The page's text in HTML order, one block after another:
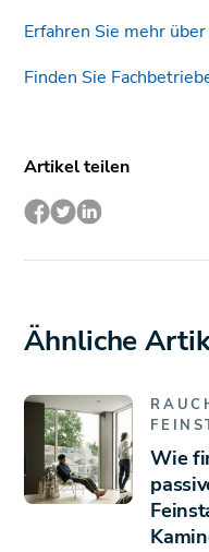
Erfahren Sie mehr
Finden Sie
Artikel teilen
Ähnliche
Wie